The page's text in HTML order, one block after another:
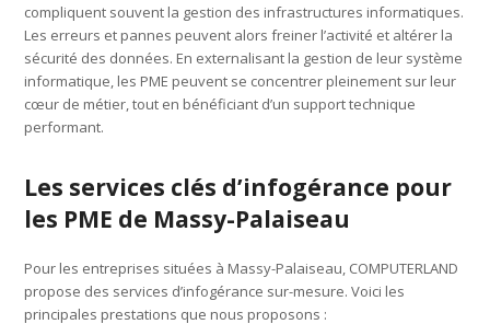
compliquent souvent la gestion des infrastructures informatiques.
Les erreurs et pannes peuvent alors freiner l’activité et altérer la
sécurité des données. En externalisant la gestion de leur système
informatique, les PME peuvent se concentrer pleinement sur leur
cœur de métier, tout en bénéficiant d’un support technique
performant.
Les services clés d’infogérance pour
les PME de Massy-Palaiseau
Pour les entreprises situées à Massy-Palaiseau, COMPUTERLAND
propose des services d’infogérance sur-mesure. Voici les
principales prestations que nous proposons :